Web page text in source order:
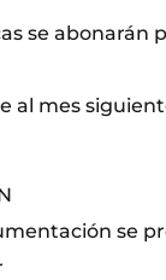
se abonarán
al mes
se